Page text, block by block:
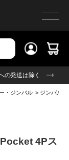
の発送は除く
・ジンバル > ジンバル
4Pス